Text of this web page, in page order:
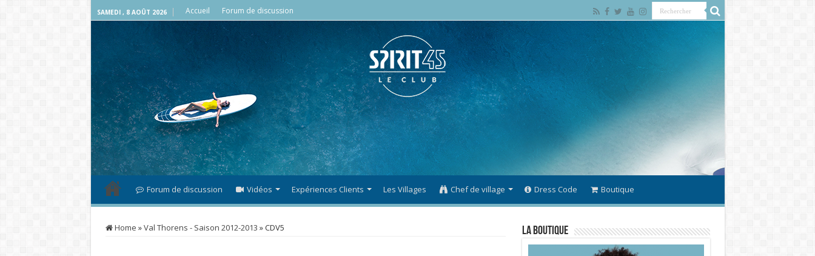
SAMEDI , 8 AOÛT 2026 Accueil Forum de discussion
Forum de discussion Vidéos Expériences Clients Les Villages Chef de village Dress Code Boutique
Home »Val Thorens - Saison 2012-2013 »CDV5 La Boutique